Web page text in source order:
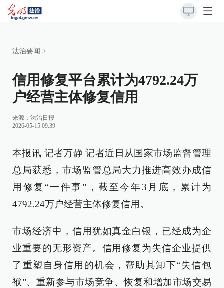
法治要闻 >
信用修复平台累计为4792.24万
户经营主体修复信用
来源： 法治日报
2026-05-15 09:39
本报讯 记者万静 记者近日从国家市场监督管理
总局获悉，市场监管总局大力推进高效办成信
用修复“一件事”，截至今年3月底，累计为
4792.24万户经营主体修复信用。
市场经济中，信用犹如真金白银，已经成为企
业重要的无形资产。信用修复为失信企业提供
了重塑自身信用的机会，帮助其卸下“失信包
袱”、重新参与市场竞争、恢复和增加市场交易